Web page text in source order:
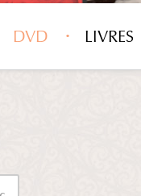
DVD LIVRES